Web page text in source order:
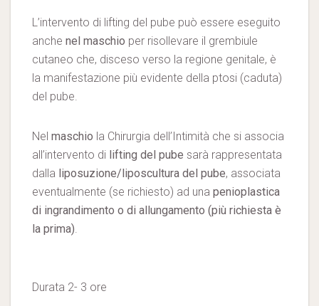
L’intervento di lifting del pube può essere eseguito
anche nel maschio per risollevare il grembiule
cutaneo che, disceso verso la regione genitale, è
la manifestazione più evidente della ptosi (caduta)
del pube.
Nel maschio la Chirurgia dell’Intimità che si associa
all’intervento di lifting del pube sarà rappresentata
dalla liposuzione/liposcultura del pube, associata
eventualmente (se richiesto) ad una penioplastica
di ingrandimento o di allungamento (più richiesta è
la prima).
Durata 2- 3 ore